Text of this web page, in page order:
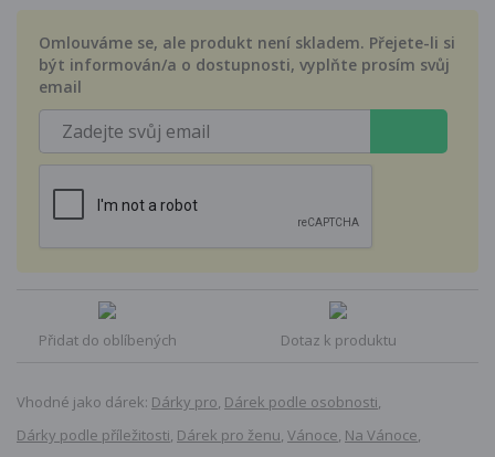
Omlouváme se, ale produkt není skladem. Přejete-li si
být informován/a o dostupnosti, vyplňte prosím svůj
email
Přidat do oblíbených Dotaz k produktu
Vhodné jako dárek: Dárky pro, Dárek podle osobnosti,
Dárky podle příležitosti, Dárek pro ženu, Vánoce, Na Vánoce,